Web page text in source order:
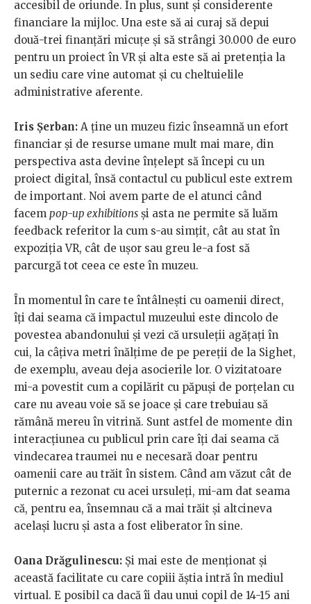
accesibil de oriunde. În plus, sunt și considerente
financiare la mijloc. Una este să ai curaj să depui
două-trei finanțări micuțe și să strângi 30.000 de euro
pentru un proiect în VR și alta este să ai pretenția la
un sediu care vine automat și cu cheltuielile
administrative aferente.
Iris Șerban: A ține un muzeu fizic înseamnă un efort
financiar și de resurse umane mult mai mare, din
perspectiva asta devine înțelept să începi cu un
proiect digital, însă contactul cu publicul este extrem
de important. Noi avem parte de el atunci când
facem pop-up exhibitions și asta ne permite să luăm
feedback referitor la cum s-au simțit, cât au stat în
expoziția VR, cât de ușor sau greu le-a fost să
parcurgă tot ceea ce este în muzeu.
În momentul în care te întâlnești cu oamenii direct,
îți dai seama că impactul muzeului este dincolo de
povestea abandonului și vezi că ursuleții agățați în
cui, la câțiva metri înălțime de pe pereții de la Sighet,
de exemplu, aveau deja asocierile lor. O vizitatoare
mi-a povestit cum a copilărit cu păpuși de porțelan cu
care nu aveau voie să se joace și care trebuiau să
rămână mereu în vitrină. Sunt astfel de momente din
interacțiunea cu publicul prin care îți dai seama că
vindecarea traumei nu e necesară doar pentru
oamenii care au trăit în sistem. Când am văzut cât de
puternic a rezonat cu acei ursuleți, mi-am dat seama
că, pentru ea, însemnau că a mai trăit și altcineva
același lucru și asta a fost eliberator în sine.
Oana Drăgulinescu: Și mai este de menționat și
această facilitate cu care copiii ăștia intră în mediul
virtual. E posibil ca dacă îi dau unui copil de 14-15 ani